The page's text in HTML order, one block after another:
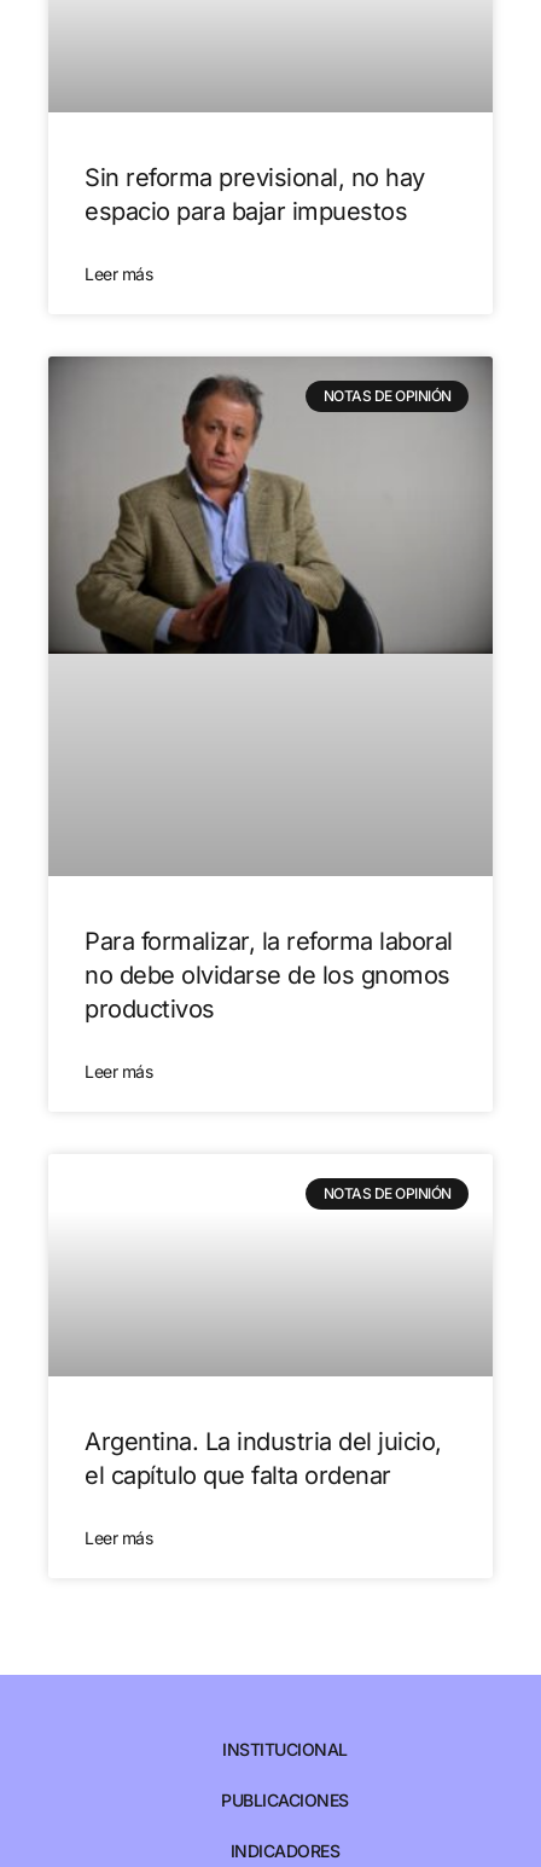
Sin reforma previsional, no hay
espacio para bajar impuestos
Leer más
NOTAS DE OPINIÓN
Para formalizar, la reforma laboral
no debe olvidarse de los gnomos
productivos
Leer más
NOTAS DE OPINIÓN
Argentina. La industria del juicio,
el capítulo que falta ordenar
Leer más
INSTITUCIONAL
PUBLICACIONES
INDICADORES